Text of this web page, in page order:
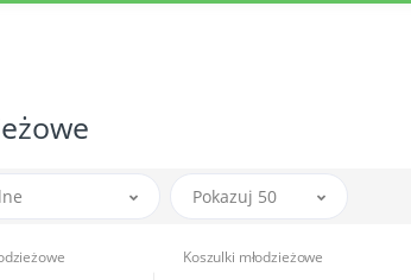
Pokazuj 50
Koszulki młodzieżowe